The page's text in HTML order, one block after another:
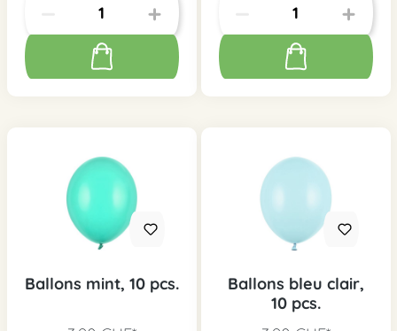
Ballons mint, 10 pcs.
Ballons bleu clair,
10 pcs.